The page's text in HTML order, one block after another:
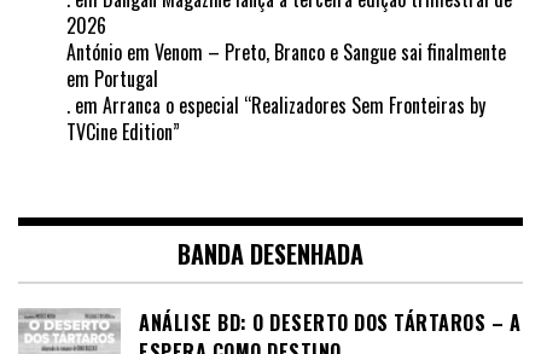
2026
António em Venom – Preto, Branco e Sangue sai finalmente
em Portugal
. em Arranca o especial “Realizadores Sem Fronteiras by
TVCine Edition”
BANDA DESENHADA
ANÁLISE BD: O DESERTO DOS TÁRTAROS – A